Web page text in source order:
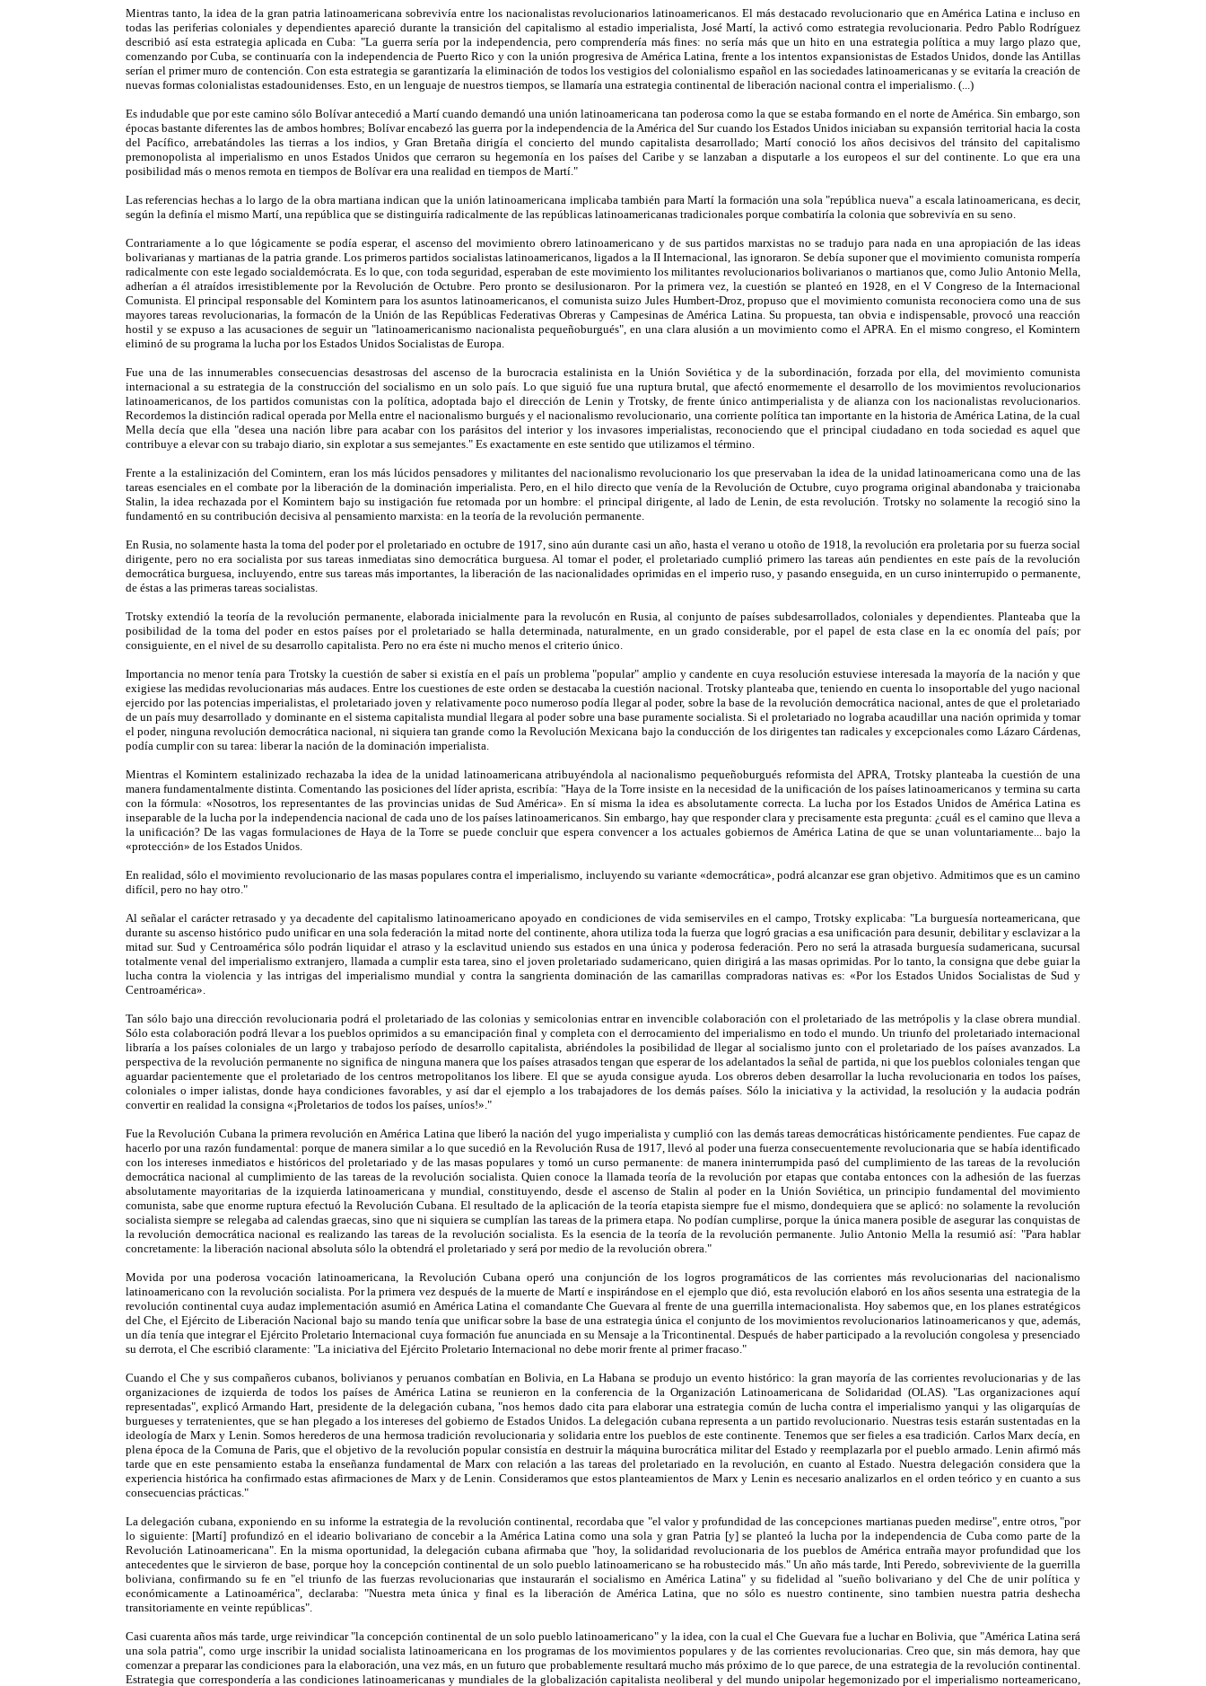
Mientras tanto, la idea de la gran patria latinoamericana sobrevivía entre los nacionalistas revolucionarios latinoamericanos. El más destacado revolucionario que en América Latina e incluso en
todas las periferias coloniales y dependientes apareció durante la transición del capitalismo al estadio imperialista, José Martí, la activó como estrategia revolucionaria. Pedro Pablo Rodríguez
describió así esta estrategia aplicada en Cuba: "La guerra sería por la independencia, pero comprendería más fines: no sería más que un hito en una estrategia política a muy largo plazo que,
comenzando por Cuba, se continuaría con la independencia de Puerto Rico y con la unión progresiva de América Latina, frente a los intentos expansionistas de Estados Unidos, donde las Antillas
serían el primer muro de contención. Con esta estrategia se garantizaría la eliminación de todos los vestigios del colonialismo español en las sociedades latinoamericanas y se evitaría la creación de
nuevas formas colonialistas estadounidenses. Esto, en un lenguaje de nuestros tiempos, se llamaría una estrategia continental de liberación nacional contra el imperialismo. (...)
Es indudable que por este camino sólo Bolívar antecedió a Martí cuando demandó una unión latinoamericana tan poderosa como la que se estaba formando en el norte de América. Sin embargo, son
épocas bastante diferentes las de ambos hombres; Bolívar encabezó las guerra por la independencia de la América del Sur cuando los Estados Unidos iniciaban su expansión territorial hacia la costa
del Pacífico, arrebatándoles las tierras a los indios, y Gran Bretaña dirigía el concierto del mundo capitalista desarrollado; Martí conoció los años decisivos del tránsito del capitalismo
premonopolista al imperialismo en unos Estados Unidos que cerraron su hegemonía en los países del Caribe y se lanzaban a disputarle a los europeos el sur del continente. Lo que era una
posibilidad más o menos remota en tiempos de Bolívar era una realidad en tiempos de Martí."
Las referencias hechas a lo largo de la obra martiana indican que la unión latinoamericana implicaba también para Martí la formación una sola "república nueva" a escala latinoamericana, es decir,
según la definía el mismo Martí, una república que se distinguiría radicalmente de las repúblicas latinoamericanas tradicionales porque combatiría la colonia que sobrevivía en su seno.
Contrariamente a lo que lógicamente se podía esperar, el ascenso del movimiento obrero latinoamericano y de sus partidos marxistas no se tradujo para nada en una apropiación de las ideas
bolivarianas y martianas de la patria grande. Los primeros partidos socialistas latinoamericanos, ligados a la II Internacional, las ignoraron. Se debía suponer que el movimiento comunista rompería
radicalmente con este legado socialdemócrata. Es lo que, con toda seguridad, esperaban de este movimiento los militantes revolucionarios bolivarianos o martianos que, como Julio Antonio Mella,
adherían a él atraídos irresistiblemente por la Revolución de Octubre. Pero pronto se desilusionaron. Por la primera vez, la cuestión se planteó en 1928, en el V Congreso de la Internacional
Comunista. El principal responsable del Komintern para los asuntos latinoamericanos, el comunista suizo Jules Humbert-Droz, propuso que el movimiento comunista reconociera como una de sus
mayores tareas revolucionarias, la formacón de la Unión de las Repúblicas Federativas Obreras y Campesinas de América Latina. Su propuesta, tan obvia e indispensable, provocó una reacción
hostil y se expuso a las acusaciones de seguir un "latinoamericanismo nacionalista pequeñoburgués", en una clara alusión a un movimiento como el APRA. En el mismo congreso, el Komintern
eliminó de su programa la lucha por los Estados Unidos Socialistas de Europa.
Fue una de las innumerables consecuencias desastrosas del ascenso de la burocracia estalinista en la Unión Soviética y de la subordinación, forzada por ella, del movimiento comunista
internacional a su estrategia de la construcción del socialismo en un solo país. Lo que siguió fue una ruptura brutal, que afectó enormemente el desarrollo de los movimientos revolucionarios
latinoamericanos, de los partidos comunistas con la política, adoptada bajo el dirección de Lenin y Trotsky, de frente único antimperialista y de alianza con los nacionalistas revolucionarios.
Recordemos la distinción radical operada por Mella entre el nacionalismo burgués y el nacionalismo revolucionario, una corriente política tan importante en la historia de América Latina, de la cual
Mella decía que ella "desea una nación libre para acabar con los parásitos del interior y los invasores imperialistas, reconociendo que el principal ciudadano en toda sociedad es aquel que
contribuye a elevar con su trabajo diario, sin explotar a sus semejantes." Es exactamente en este sentido que utilizamos el término.
Frente a la estalinización del Comintern, eran los más lúcidos pensadores y militantes del nacionalismo revolucionario los que preservaban la idea de la unidad latinoamericana como una de las
tareas esenciales en el combate por la liberación de la dominación imperialista. Pero, en el hilo directo que venía de la Revolución de Octubre, cuyo programa original abandonaba y traicionaba
Stalin, la idea rechazada por el Komintern bajo su instigación fue retomada por un hombre: el principal dirigente, al lado de Lenin, de esta revolución. Trotsky no solamente la recogió sino la
fundamentó en su contribución decisiva al pensamiento marxista: en la teoría de la revolución permanente.
En Rusia, no solamente hasta la toma del poder por el proletariado en octubre de 1917, sino aún durante casi un año, hasta el verano u otoño de 1918, la revolución era proletaria por su fuerza social
dirigente, pero no era socialista por sus tareas inmediatas sino democrática burguesa. Al tomar el poder, el proletariado cumplió primero las tareas aún pendientes en este país de la revolución
democrática burguesa, incluyendo, entre sus tareas más importantes, la liberación de las nacionalidades oprimidas en el imperio ruso, y pasando enseguida, en un curso ininterrupido o permanente,
de éstas a las primeras tareas socialistas.
Trotsky extendió la teoría de la revolución permanente, elaborada inicialmente para la revolucón en Rusia, al conjunto de países subdesarrollados, coloniales y dependientes. Planteaba que la
posibilidad de la toma del poder en estos países por el proletariado se halla determinada, naturalmente, en un grado considerable, por el papel de esta clase en la ec onomía del país; por
consiguiente, en el nivel de su desarrollo capitalista. Pero no era éste ni mucho menos el criterio único.
Importancia no menor tenía para Trotsky la cuestión de saber si existía en el país un problema "popular" amplio y candente en cuya resolución estuviese interesada la mayoría de la nación y que
exigiese las medidas revolucionarias más audaces. Entre los cuestiones de este orden se destacaba la cuestión nacional. Trotsky planteaba que, teniendo en cuenta lo insoportable del yugo nacional
ejercido por las potencias imperialistas, el proletariado joven y relativamente poco numeroso podía llegar al poder, sobre la base de la revolución democrática nacional, antes de que el proletariado
de un país muy desarrollado y dominante en el sistema capitalista mundial llegara al poder sobre una base puramente socialista. Si el proletariado no lograba acaudillar una nación oprimida y tomar
el poder, ninguna revolución democrática nacional, ni siquiera tan grande como la Revolución Mexicana bajo la conducción de los dirigentes tan radicales y excepcionales como Lázaro Cárdenas,
podía cumplir con su tarea: liberar la nación de la dominación imperialista.
Mientras el Komintern estalinizado rechazaba la idea de la unidad latinoamericana atribuyéndola al nacionalismo pequeñoburgués reformista del APRA, Trotsky planteaba la cuestión de una
manera fundamentalmente distinta. Comentando las posiciones del líder aprista, escribía: "Haya de la Torre insiste en la necesidad de la unificación de los países latinoamericanos y termina su carta
con la fórmula: «Nosotros, los representantes de las provincias unidas de Sud América». En sí misma la idea es absolutamente correcta. La lucha por los Estados Unidos de América Latina es
inseparable de la lucha por la independencia nacional de cada uno de los países latinoamericanos. Sin embargo, hay que responder clara y precisamente esta pregunta: ¿cuál es el camino que lleva a
la unificación? De las vagas formulaciones de Haya de la Torre se puede concluir que espera convencer a los actuales gobiernos de América Latina de que se unan voluntariamente... bajo la
«protección» de los Estados Unidos.
En realidad, sólo el movimiento revolucionario de las masas populares contra el imperialismo, incluyendo su variante «democrática», podrá alcanzar ese gran objetivo. Admitimos que es un camino
difícil, pero no hay otro."
Al señalar el carácter retrasado y ya decadente del capitalismo latinoamericano apoyado en condiciones de vida semiserviles en el campo, Trotsky explicaba: "La burguesía norteamericana, que
durante su ascenso histórico pudo unificar en una sola federación la mitad norte del continente, ahora utiliza toda la fuerza que logró gracias a esa unificación para desunir, debilitar y esclavizar a la
mitad sur. Sud y Centroamérica sólo podrán liquidar el atraso y la esclavitud uniendo sus estados en una única y poderosa federación. Pero no será la atrasada burguesía sudamericana, sucursal
totalmente venal del imperialismo extranjero, llamada a cumplir esta tarea, sino el joven proletariado sudamericano, quien dirigirá a las masas oprimidas. Por lo tanto, la consigna que debe guiar la
lucha contra la violencia y las intrigas del imperialismo mundial y contra la sangrienta dominación de las camarillas compradoras nativas es: «Por los Estados Unidos Socialistas de Sud y
Centroamérica».
Tan sólo bajo una dirección revolucionaria podrá el proletariado de las colonias y semicolonias entrar en invencible colaboración con el proletariado de las metrópolis y la clase obrera mundial.
Sólo esta colaboración podrá llevar a los pueblos oprimidos a su emancipación final y completa con el derrocamiento del imperialismo en todo el mundo. Un triunfo del proletariado internacional
libraría a los países coloniales de un largo y trabajoso período de desarrollo capitalista, abriéndoles la posibilidad de llegar al socialismo junto con el proletariado de los países avanzados. La
perspectiva de la revolución permanente no significa de ninguna manera que los países atrasados tengan que esperar de los adelantados la señal de partida, ni que los pueblos coloniales tengan que
aguardar pacientemente que el proletariado de los centros metropolitanos los libere. El que se ayuda consigue ayuda. Los obreros deben desarrollar la lucha revolucionaria en todos los países,
coloniales o imper ialistas, donde haya condiciones favorables, y así dar el ejemplo a los trabajadores de los demás países. Sólo la iniciativa y la actividad, la resolución y la audacia podrán
convertir en realidad la consigna «¡Proletarios de todos los países, uníos!»."
Fue la Revolución Cubana la primera revolución en América Latina que liberó la nación del yugo imperialista y cumplió con las demás tareas democráticas históricamente pendientes. Fue capaz de
hacerlo por una razón fundamental: porque de manera similar a lo que sucedió en la Revolución Rusa de 1917, llevó al poder una fuerza consecuentemente revolucionaria que se había identificado
con los intereses inmediatos e históricos del proletariado y de las masas populares y tomó un curso permanente: de manera ininterrumpida pasó del cumplimiento de las tareas de la revolución
democrática nacional al cumplimiento de las tareas de la revolución socialista. Quien conoce la llamada teoría de la revolución por etapas que contaba entonces con la adhesión de las fuerzas
absolutamente mayoritarias de la izquierda latinoamericana y mundial, constituyendo, desde el ascenso de Stalin al poder en la Unión Soviética, un principio fundamental del movimiento
comunista, sabe que enorme ruptura efectuó la Revolución Cubana. El resultado de la aplicación de la teoría etapista siempre fue el mismo, dondequiera que se aplicó: no solamente la revolución
socialista siempre se relegaba ad calendas graecas, sino que ni siquiera se cumplían las tareas de la primera etapa. No podían cumplirse, porque la única manera posible de asegurar las conquistas de
la revolución democrática nacional es realizando las tareas de la revolución socialista. Es la esencia de la teoría de la revolución permanente. Julio Antonio Mella la resumió así: "Para hablar
concretamente: la liberación nacional absoluta sólo la obtendrá el proletariado y será por medio de la revolución obrera."
Movida por una poderosa vocación latinoamericana, la Revolución Cubana operó una conjunción de los logros programáticos de las corrientes más revolucionarias del nacionalismo
latinoamericano con la revolución socialista. Por la primera vez después de la muerte de Martí e inspirándose en el ejemplo que dió, esta revolución elaboró en los años sesenta una estrategia de la
revolución continental cuya audaz implementación asumió en América Latina el comandante Che Guevara al frente de una guerrilla internacionalista. Hoy sabemos que, en los planes estratégicos
del Che, el Ejército de Liberación Nacional bajo su mando tenía que unificar sobre la base de una estrategia única el conjunto de los movimientos revolucionarios latinoamericanos y que, además,
un día tenía que integrar el Ejército Proletario Internacional cuya formación fue anunciada en su Mensaje a la Tricontinental. Después de haber participado a la revolución congolesa y presenciado
su derrota, el Che escribió claramente: "La iniciativa del Ejército Proletario Internacional no debe morir frente al primer fracaso."
Cuando el Che y sus compañeros cubanos, bolivianos y peruanos combatían en Bolivia, en La Habana se produjo un evento histórico: la gran mayoría de las corrientes revolucionarias y de las
organizaciones de izquierda de todos los países de América Latina se reunieron en la conferencia de la Organización Latinoamericana de Solidaridad (OLAS). "Las organizaciones aquí
representadas", explicó Armando Hart, presidente de la delegación cubana, "nos hemos dado cita para elaborar una estrategia común de lucha contra el imperialismo yanqui y las oligarquías de
burgueses y terratenientes, que se han plegado a los intereses del gobierno de Estados Unidos. La delegación cubana representa a un partido revolucionario. Nuestras tesis estarán sustentadas en la
ideología de Marx y Lenin. Somos herederos de una hermosa tradición revolucionaria y solidaria entre los pueblos de este continente. Tenemos que ser fieles a esa tradición. Carlos Marx decía, en
plena época de la Comuna de Paris, que el objetivo de la revolución popular consistía en destruir la máquina burocrática militar del Estado y reemplazarla por el pueblo armado. Lenin afirmó más
tarde que en este pensamiento estaba la enseñanza fundamental de Marx con relación a las tareas del proletariado en la revolución, en cuanto al Estado. Nuestra delegación considera que la
experiencia histórica ha confirmado estas afirmaciones de Marx y de Lenin. Consideramos que estos planteamientos de Marx y Lenin es necesario analizarlos en el orden teórico y en cuanto a sus
consecuencias prácticas."
La delegación cubana, exponiendo en su informe la estrategia de la revolución continental, recordaba que "el valor y profundidad de las concepciones martianas pueden medirse", entre otros, "por
lo siguiente: [Martí] profundizó en el ideario bolivariano de concebir a la América Latina como una sola y gran Patria [y] se planteó la lucha por la independencia de Cuba como parte de la
Revolución Latinoamericana". En la misma oportunidad, la delegación cubana afirmaba que "hoy, la solidaridad revolucionaria de los pueblos de América entraña mayor profundidad que los
antecedentes que le sirvieron de base, porque hoy la concepción continental de un solo pueblo latinoamericano se ha robustecido más." Un año más tarde, Inti Peredo, sobreviviente de la guerrilla
boliviana, confirmando su fe en "el triunfo de las fuerzas revolucionarias que instaurarán el socialismo en América Latina" y su fidelidad al "sueño bolivariano y del Che de unir política y
económicamente a Latinoamérica", declaraba: "Nuestra meta única y final es la liberación de América Latina, que no sólo es nuestro continente, sino tambien nuestra patria deshecha
transitoriamente en veinte repúblicas".
Casi cuarenta años más tarde, urge reivindicar "la concepción continental de un solo pueblo latinoamericano" y la idea, con la cual el Che Guevara fue a luchar en Bolivia, que "América Latina será
una sola patria", como urge inscribir la unidad socialista latinoamericana en los programas de los movimientos populares y de las corrientes revolucionarias. Creo que, sin más demora, hay que
comenzar a preparar las condiciones para la elaboración, una vez más, en un futuro que probablemente resultará mucho más próximo de lo que parece, de una estrategia de la revolución continental.
Estrategia que correspondería a las condiciones latinoamericanas y mundiales de la globalización capitalista neoliberal y del mundo unipolar hegemonizado por el imperialismo norteamericano,